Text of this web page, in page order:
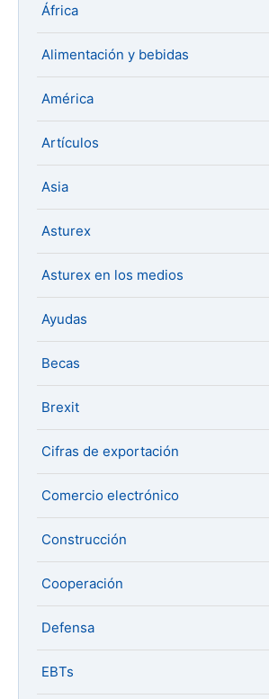
África
Alimentación y bebidas
América
Artículos
Asia
Asturex
Asturex en los medios
Ayudas
Becas
Brexit
Cifras de exportación
Comercio electrónico
Construcción
Cooperación
Defensa
EBTs
astu
¡Hola, soy Astu
Estoy aquí para
ayudarte con la internacionalización de
tu empresa e informarte sobre los
eventos y actividades que lleva a cabo
Asturex.
Al continuar con la Conversación,
¿En que te puedo ayudar hoy?